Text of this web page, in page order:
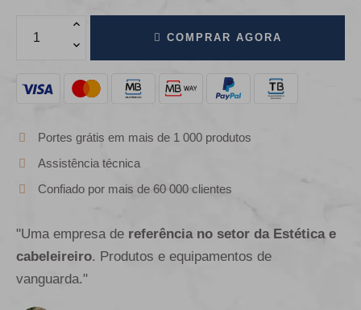
COMPRAR AGORA
Portes grátis em mais de 1 000 produtos
Assistência técnica
Confiado por mais de 60 000 clientes
"Uma empresa de referência no setor da Estética e
cabeleireiro. Produtos e equipamentos de
vanguarda."